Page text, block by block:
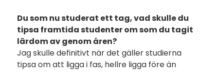
Du som nu studerat ett tag, vad skulle du
tipsa framtida studenter om som du tagit
lärdom av genom åren?
Jag skulle definitivt när det gäller studierna
tipsa om att ligga i fas, hellre ligga före än